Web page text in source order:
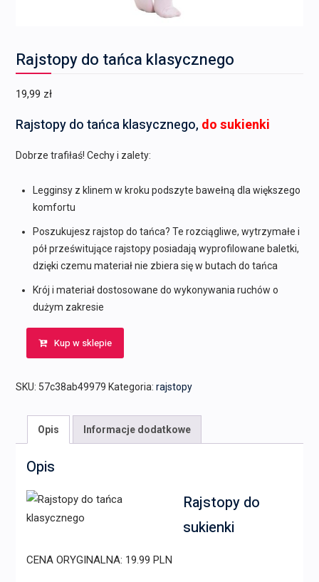
Rajstopy do tańca klasycznego
19,99 zł
Rajstopy do tańca klasycznego, do sukienki
Dobrze trafiłaś! Cechy i zalety:
Legginsy z klinem w kroku podszyte bawełną dla większego
komfortu
Poszukujesz rajstop do tańca? Te rozciągliwe, wytrzymałe i
pół prześwitujące rajstopy posiadają wyprofilowane baletki,
dzięki czemu materiał nie zbiera się w butach do tańca
Krój i materiał dostosowane do wykonywania ruchów o
dużym zakresie
Kup w sklepie
SKU: 57c38ab49979 Kategoria: rajstopy
Opis Informacje dodatkowe
Opis
Rajstopy do
sukienki
CENA ORYGINALNA: 19.99 PLN